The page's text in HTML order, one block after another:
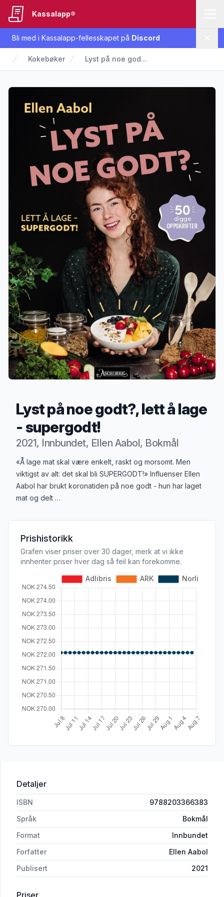
Bli med i Kassalapp-fellesskapet på Discord
Kassalapp®
Kokebøker Lyst på noe god...
Lyst på noe godt?, lett å lage
- supergodt!
2021, Innbundet, Ellen Aabol, Bokmål
Produktbeskrivelse
«Å lage mat skal være enkelt, raskt og morsomt. Men
viktigst av alt: det skal bli SUPERGODT!» Influenser Ellen
Aabol har brukt koronatiden på noe godt - hun har laget
mat og delt …
Prishistorikk
Grafen viser priser over 30 dager, merk at vi ikke
innhenter priser hver dag så feil kan forekomme.
Detaljer
ISBN
9788203366383
Språk
Bokmål
Format
Innbundet
Forfatter
Ellen Aabol
Publisert
2021